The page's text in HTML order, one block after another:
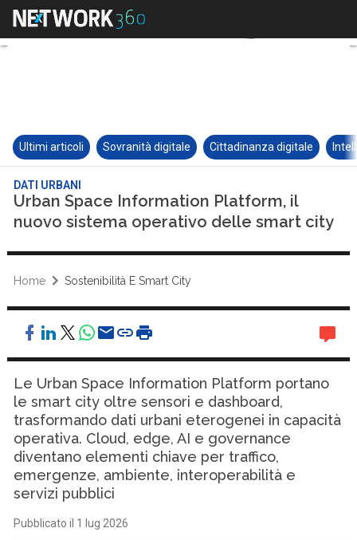
Ultimi articoli Sovranità digitale Cittadinanza digitale
DATI URBANI
Urban Space Information Platform, il
nuovo sistema operativo delle smart city
Home Sostenibilità E Smart City
Le Urban Space Information Platform portano
le smart city oltre sensori e dashboard,
trasformando dati urbani eterogenei in capacità
operativa. Cloud, edge, AI e governance
diventano elementi chiave per traffico,
emergenze, ambiente, interoperabilità e
servizi pubblici
Pubblicato il 1 lug 2026